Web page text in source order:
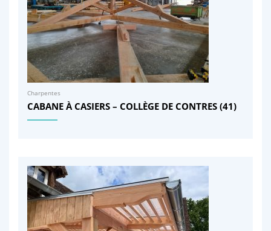
Charpentes
CABANE À CASIERS – COLLÈGE DE CONTRES (41)